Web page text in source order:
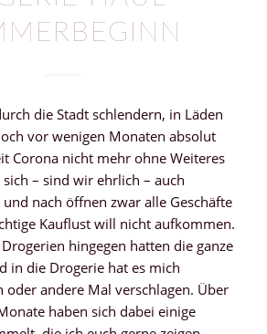
die Stadt schlendern, in Läden
vor wenigen Monaten absolut
Corona nicht mehr ohne Weiteres
– sind wir ehrlich – auch
nach öffnen zwar alle Geschäfte
Kauflust will nicht aufkommen.
hingegen hatten die ganze
in die Drogerie hat es mich
oder andere Mal verschlagen. Über
haben sich dabei einige